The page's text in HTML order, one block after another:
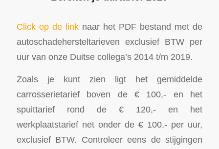
Click op de linknaar het PDF bestand met de
autoschadehersteltarieven exclusief BTW per
uur van onze Duitse collega’s 2014 t/m 2019.
Zoals je kunt zien ligt het gemiddelde
carrosserietarief boven de € 100,- en het
spuittarief rond de € 120,- en het
werkplaatstarief net onder de € 100,- per uur,
exclusief BTW. Controleer eens de stijgingen